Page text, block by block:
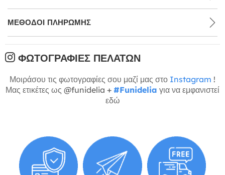
ΜΕΘΌΔΟΙ ΠΛΗΡΩΜΉΣ
ΦΩΤΟΓΡΑΦΊΕΣ ΠΕΛΑΤΏΝ
Μοιράσου τις φωτογραφίες σου μαζί μας στο Instagram !
Μας ετικέτες ως @funidelia + #Funidelia για να εμφανιστεί
εδώ